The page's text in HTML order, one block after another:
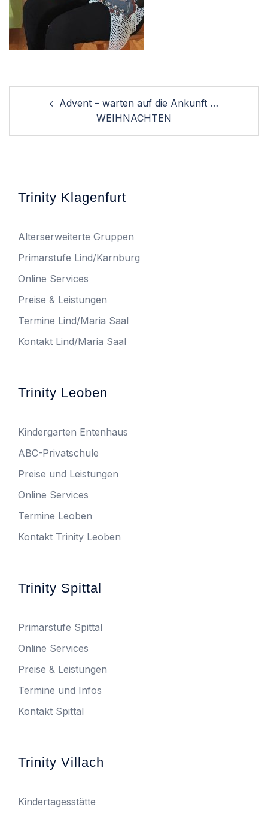
navigationAdvent – warten auf die Ankunft …
WEIHNACHTEN
Trinity Klagenfurt
Alterserweiterte Gruppen
Primarstufe Lind/Karnburg
Online Services
Preise & Leistungen
Termine Lind/Maria Saal
Kontakt Lind/Maria Saal
Trinity Leoben
Kindergarten Entenhaus
ABC-Privatschule
Preise und Leistungen
Online Services
Termine Leoben
Kontakt Trinity Leoben
Trinity Spittal
Primarstufe Spittal
Online Services
Preise & Leistungen
Termine und Infos
Kontakt Spittal
Trinity Villach
Kindertagesstätte